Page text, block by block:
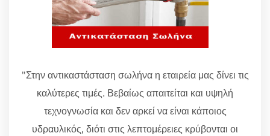
"Στην αντικαστάσταση σωλήνα η εταιρεία μας δίνει τις
καλύτερες τιμές. Βεβαίως απαιτείται και υψηλή
τεχνογνωσία και δεν αρκεί να είναι κάποιος
υδραυλικός, διότι στις λεπτομέρειες κρύβονται οι